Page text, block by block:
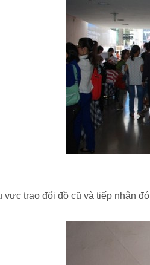
vực trao đổi đồ cũ và tiếp nhận